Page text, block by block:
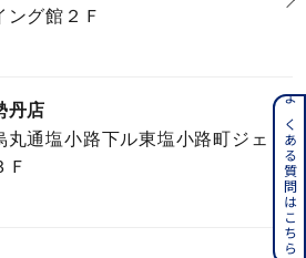
グ館２Ｆ
丹店
通塩小路下ル東塩小路町ジェ
よくある質問はこちら